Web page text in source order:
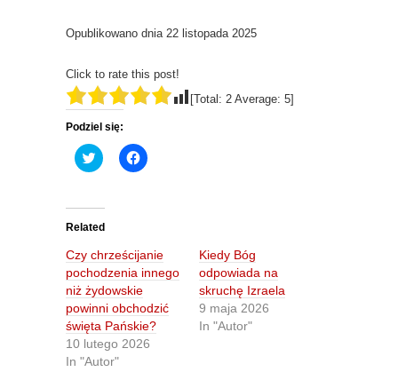
Opublikowano dnia 22 listopada 2025
Click to rate this post!
[Total: 2 Average: 5]
Podziel się:
C
l
t
o
s
h
a
r
e
o
n
T
w
i
t
t
C
l
a
r
e
o
n
F
a
c
e
Related
Czy chrześcijanie
pochodzenia innego
niż żydowskie
powinni obchodzić
święta Pańskie?
10 lutego 2026
In "Autor"
Kiedy Bóg
odpowiada na
skruchę Izraela
9 maja 2026
In "Autor"